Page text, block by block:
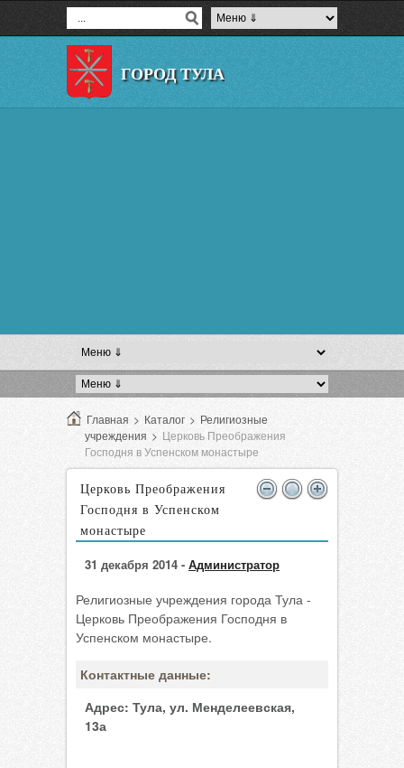
ГОРОД ТУЛА
Главная > Каталог > Религиозные
учреждения > Церковь Преображения
Господня в Успенском монастыре
Церковь Преображения
Господня в Успенском
монастыре
31 декабря 2014 - Администратор
Религиозные учреждения города Тула -
Церковь Преображения Господня в
Успенском монастыре.
Контактные данные:
Адрес: Тула, ул. Менделеевская,
13а